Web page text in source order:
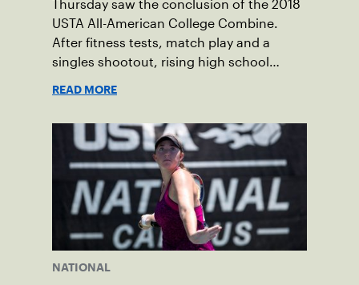
Thursday saw the conclusion of the 2018
USTA All-American College Combine.
After fitness tests, match play and a
singles shootout, rising high school
READ MORE
NATIONAL